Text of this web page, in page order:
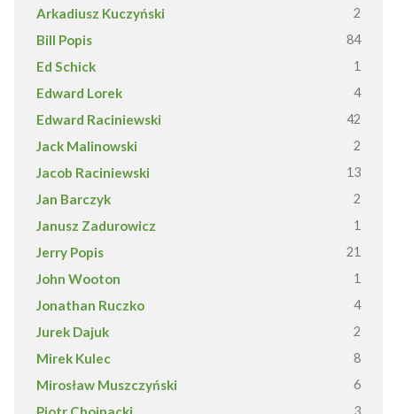
Arkadiusz Kuczyński 2
Bill Popis 84
Ed Schick 1
Edward Lorek 4
Edward Raciniewski 42
Jack Malinowski 2
Jacob Raciniewski 13
Jan Barczyk 2
Janusz Zadurowicz 1
Jerry Popis 21
John Wooton 1
Jonathan Ruczko 4
Jurek Dajuk 2
Mirek Kulec 8
Mirosław Muszczyński 6
3